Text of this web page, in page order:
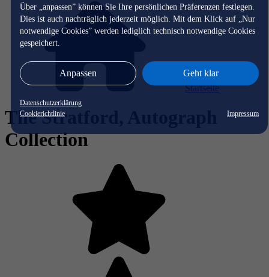
Über „anpassen” können Sie Ihre persönlichen Präferenzen festlegen.
Dies ist auch nachträglich jederzeit möglich. Mit dem Klick auf „Nur
notwendige Cookies” werden lediglich technisch notwendige Cookies
gespeichert.
Anpassen Geht klar
Datenschutzerklärung
Cookierichtlinie
Impressum
Startseite
The Stratford, Autograph
Collection